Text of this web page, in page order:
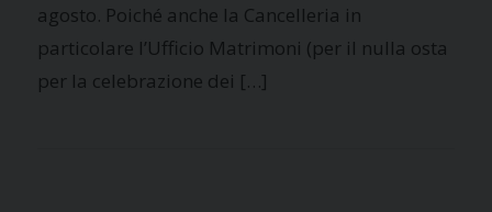
agosto. Poiché anche la Cancelleria in
particolare l’Ufficio Matrimoni (per il nulla osta
per la celebrazione dei […]